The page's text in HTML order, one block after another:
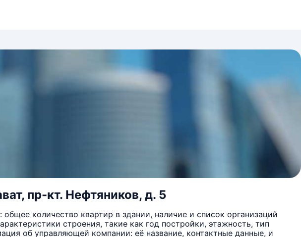
пр-кт. Нефтяников, д. 5
количество квартир в здании, наличие и список организаций
строения, такие как год постройки, этажность, тип
об управляющей компании: её название, контактные данные, и